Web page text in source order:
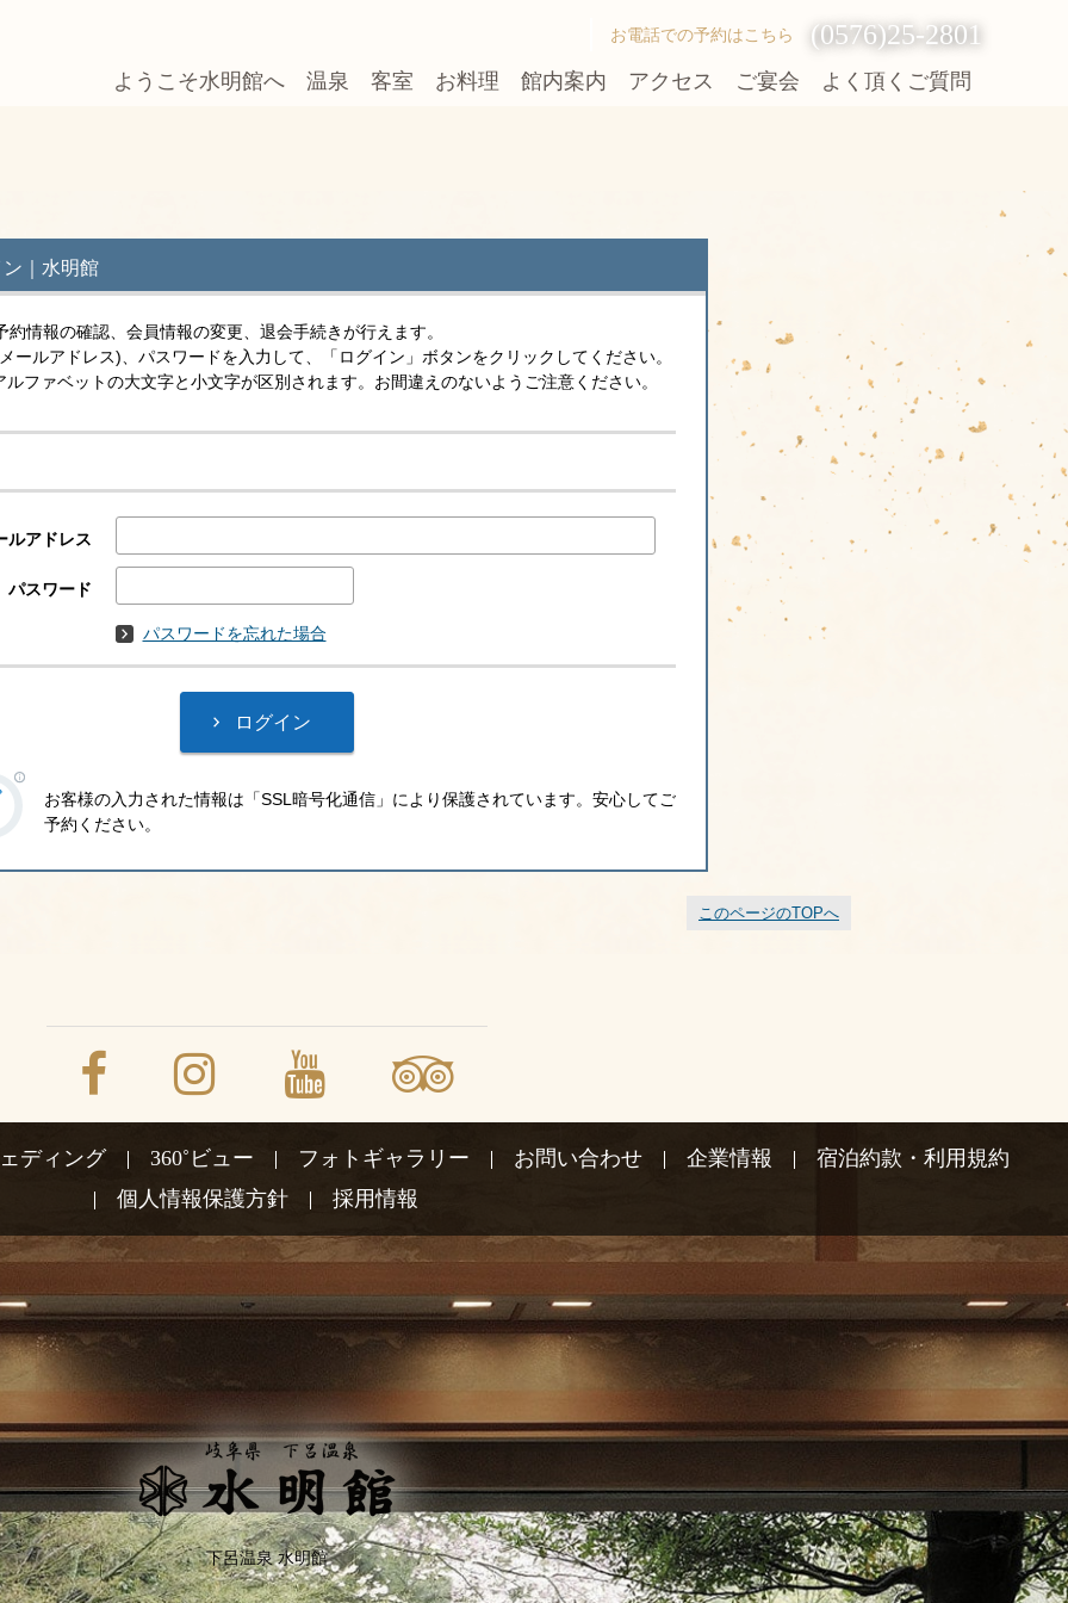
お電話での予約はこちら (0576)25-2801
ようこそ水明館へ 温泉 客室 お料理 館内案内 アクセス ご宴会 よく頂くご質問
｜水明館
約情報の確認、会員情報の変更、退会手続きが行えます。
ールアドレス)、パスワードを入力して、「ログイン」ボタンをクリックしてください。
ファベットの大文字と小文字が区別されます。お間違えのないようご注意ください。
ルアドレス
パスワード
パスワードを忘れた場合
お客様の入力された情報は「SSL暗号化通信」により保護されています。安心してご
予約ください。
このページのTOPへ
ディング 360˚ビュー フォトギャラリー お問い合わせ 企業情報
宿泊約款・利用規約
個人情報保護方針
採用情報
下呂温泉 水明館